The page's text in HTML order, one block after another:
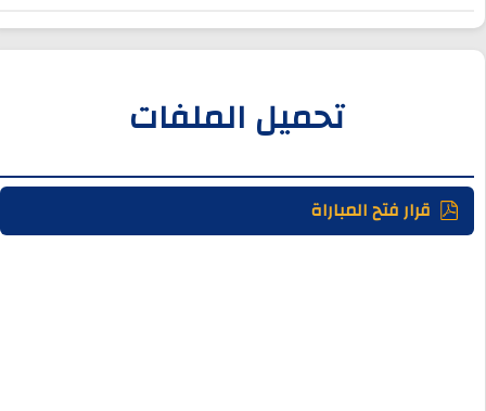
تحميل الملفات
قرار فتح المباراة